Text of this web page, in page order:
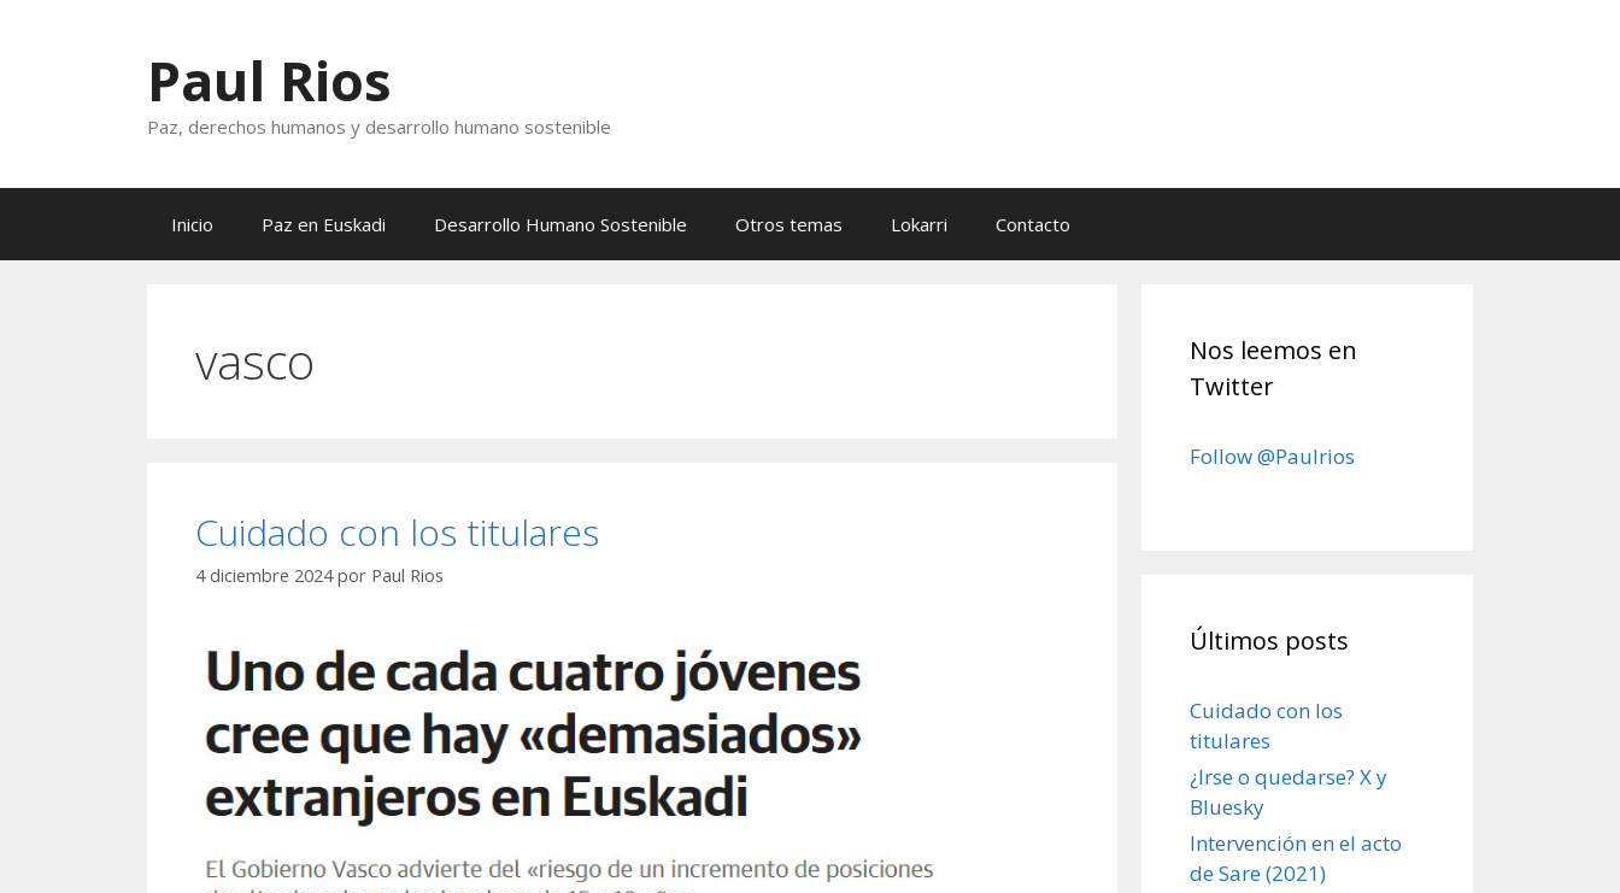
Paul Rios
Paz, derechos humanos y desarrollo humano sostenible
Inicio Paz en Euskadi Desarrollo Humano Sostenible Otros temas Lokarri Contacto
vasco
Cuidado con los titulares
4 diciembre 2024 por Paul Rios
Nos leemos en
Twitter
Follow @Paulrios
Últimos posts
Cuidado con los
titulares
¿Irse o quedarse? X y
Bluesky
Intervención en el acto
de Sare (2021)